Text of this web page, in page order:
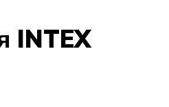
INTEX